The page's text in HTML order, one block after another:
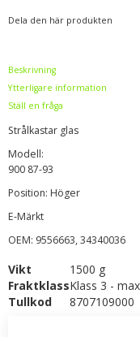
Dela den här produkten
Beskrivning
Ytterligare information
Ställ en fråga
Strålkastar glas
Modell:
900 87-93
Position: Höger
E-Märkt
OEM: 9556663, 34340036
Vikt
1500 g
FraktklassKlass 3 -
Tullkod
8707109000